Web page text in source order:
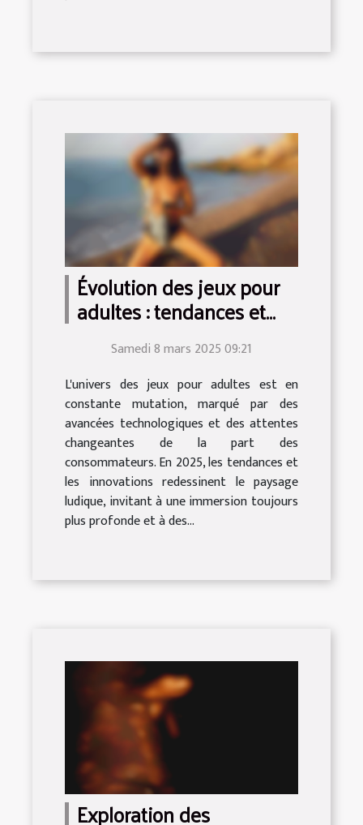
Évolution des jeux pour
adultes : tendances et
innovations en 2025
Samedi 8 mars 2025 09:21
L'univers des jeux pour adultes est en
constante mutation, marqué par des
avancées technologiques et des attentes
changeantes de la part des
consommateurs. En 2025, les tendances et
les innovations redessinent le paysage
ludique, invitant à une immersion toujours
plus profonde et à des...
Exploration des